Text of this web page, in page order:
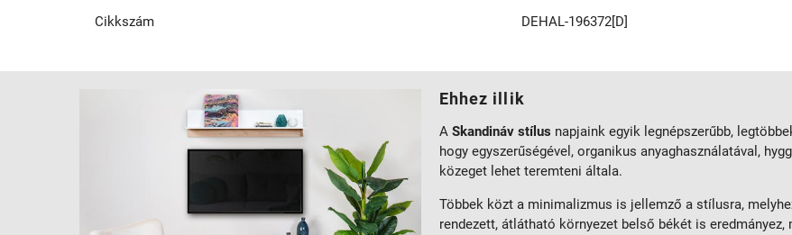
Cikkszám DEHAL-196372[D]
Ehhez illik
A Skandináv stílus napjaink egyik legnépszerűbb,
hogy egyszerűségével, organikus anyaghasználatával,
közeget lehet teremteni általa.
Többek közt a minimalizmus is jellemző a stílusra,
rendezett, átlátható környezet belső békét is